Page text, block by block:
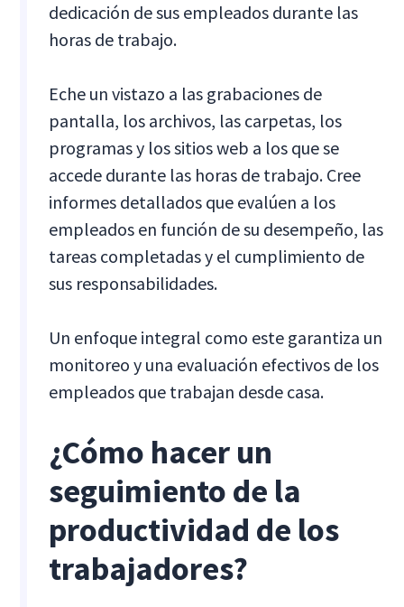
dedicación de sus empleados durante las
horas de trabajo.
Eche un vistazo a las grabaciones de
pantalla, los archivos, las carpetas, los
programas y los sitios web a los que se
accede durante las horas de trabajo. Cree
informes detallados que evalúen a los
empleados en función de su desempeño, las
tareas completadas y el cumplimiento de
sus responsabilidades.
Un enfoque integral como este garantiza un
monitoreo y una evaluación efectivos de los
empleados que trabajan desde casa.
¿Cómo hacer un
seguimiento de la
productividad de los
trabajadores?